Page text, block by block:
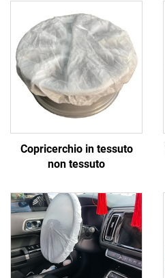
Copricerchio in tessuto
non tessuto